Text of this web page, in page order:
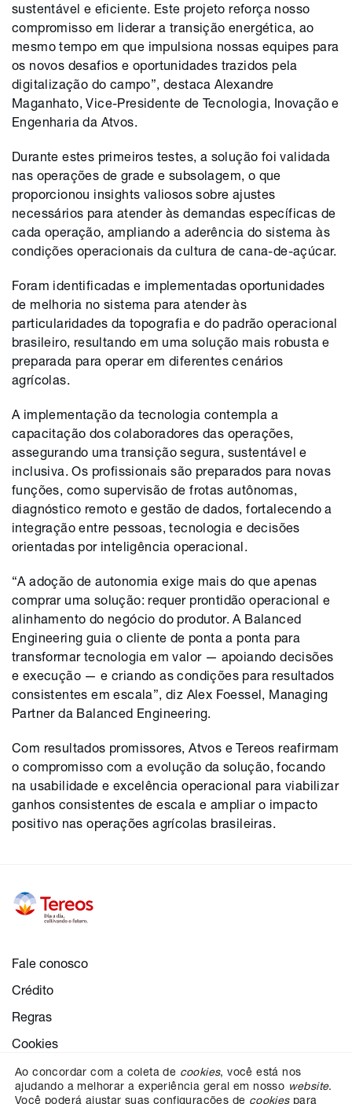
sustentável e eficiente. Este projeto reforça nosso
compromisso em liderar a transição energética, ao
mesmo tempo em que impulsiona nossas equipes para
os novos desafios e oportunidades trazidos pela
digitalização do campo”, destaca Alexandre
Maganhato, Vice-Presidente de Tecnologia, Inovação e
Engenharia da Atvos.
Durante estes primeiros testes, a solução foi validada
nas operações de grade e subsolagem, o que
proporcionou insights valiosos sobre ajustes
necessários para atender às demandas específicas de
cada operação, ampliando a aderência do sistema às
condições operacionais da cultura de cana-de-açúcar.
Foram identificadas e implementadas oportunidades
de melhoria no sistema para atender às
particularidades da topografia e do padrão operacional
brasileiro, resultando em uma solução mais robusta e
preparada para operar em diferentes cenários
agrícolas.
A implementação da tecnologia contempla a
capacitação dos colaboradores das operações,
assegurando uma transição segura, sustentável e
inclusiva. Os profissionais são preparados para novas
funções, como supervisão de frotas autônomas,
diagnóstico remoto e gestão de dados, fortalecendo a
integração entre pessoas, tecnologia e decisões
orientadas por inteligência operacional.
“A adoção de autonomia exige mais do que apenas
comprar uma solução: requer prontidão operacional e
alinhamento do negócio do produtor. A Balanced
Engineering guia o cliente de ponta a ponta para
transformar tecnologia em valor — apoiando decisões
e execução — e criando as condições para resultados
consistentes em escala”, diz Alex Foessel, Managing
Partner da Balanced Engineering.
Com resultados promissores, Atvos e Tereos reafirmam
o compromisso com a evolução da solução, focando
na usabilidade e excelência operacional para viabilizar
ganhos consistentes de escala e ampliar o impacto
positivo nas operações agrícolas brasileiras.
Fale conosco
Crédito
Regras
Cookies
Configurações de cookies
Proteção dos dados
Ao concordar com a coleta de cookies, você está nos
ajudando a melhorar a experiência geral em nosso website.
Você poderá ajustar suas configurações de cookiespara